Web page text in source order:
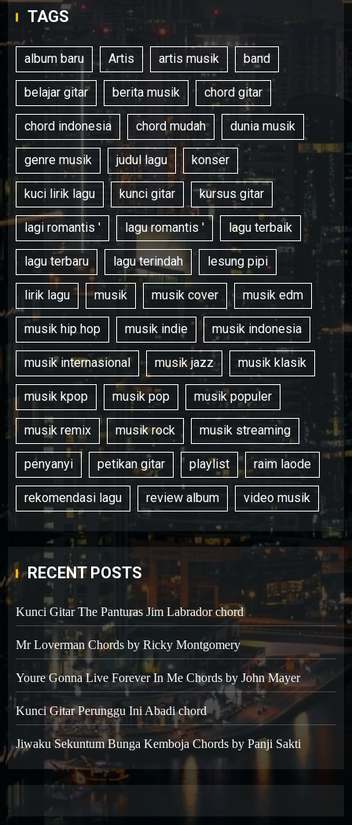
TAGS
album baru Artis artis musik band
belajar gitar berita musik chord gitar
chord indonesia chord mudah dunia musik
genre musik judul lagu konser
kuci lirik lagu kunci gitar kursus gitar
lagi romantis ' lagu romantis ' lagu terbaik
lagu terbaru lagu terindah lesung pipi
lirik lagu musik musik cover musik edm
musik hip hop musik indie musik indonesia
musik internasional musik jazz musik klasik
musik kpop musik pop musik populer
musik remix musik rock musik streaming
penyanyi petikan gitar playlist raim laode
rekomendasi lagu review album video musik
RECENT POSTS
Kunci Gitar The Panturas Jim Labrador chord
Mr Loverman Chords by Ricky Montgomery
Youre Gonna Live Forever In Me Chords by John Mayer
Kunci Gitar Perunggu Ini Abadi chord
Jiwaku Sekuntum Bunga Kemboja Chords by Panji Sakti